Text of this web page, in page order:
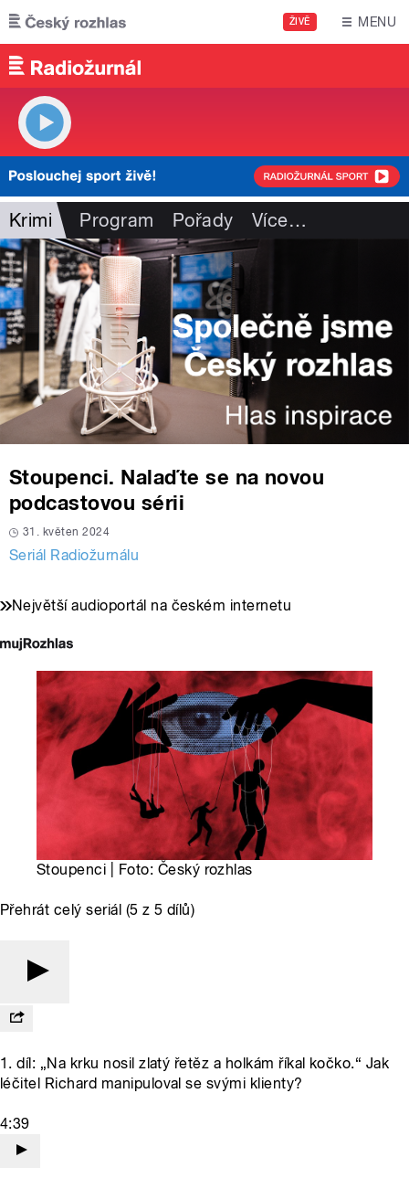
Přejít k hlavnímu obsahu
ŽIVĚ MENU
Krimi Program Pořady Více…
Stoupenci. Nalaďte se na novou
podcastovou sérii
31. květen 2024
Seriál Radiožurnálu
Největší audioportál na českém internetu
Stoupenci | Foto: Český rozhlas
Přehrát celý seriál (5 z 5 dílů)
1. díl: „Na krku nosil zlatý řetěz a holkám říkal kočko.“ Jak
léčitel Richard manipuloval se svými klienty?
4:39